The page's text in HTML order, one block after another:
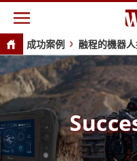
成功案例 融程的機器